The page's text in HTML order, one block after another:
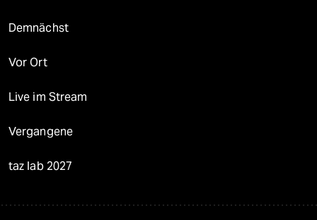
Demnächst
Vor Ort
Live im Stream
Vergangene
taz lab 2027